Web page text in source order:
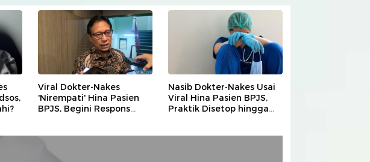
Viral Dokter-Nakes
'Nirempati' Hina Pasien
BPJS, Begini Respons
Nasib Dokter-Nakes Usai
Viral Hina Pasien BPJS,
Praktik Disetop hingga